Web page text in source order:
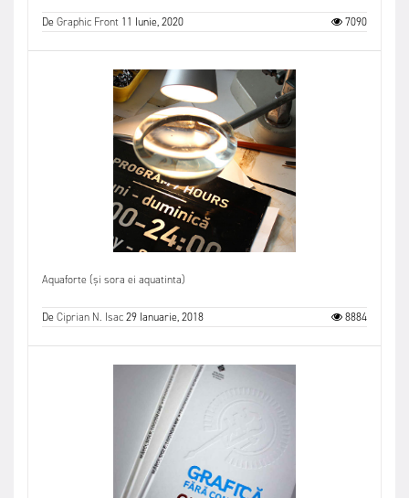
DeGraphic Front 11 Iunie, 2020 7090
Aquaforte (și sora ei aquatinta)
DeCiprian N. Isac29 Ianuarie, 2018 8884